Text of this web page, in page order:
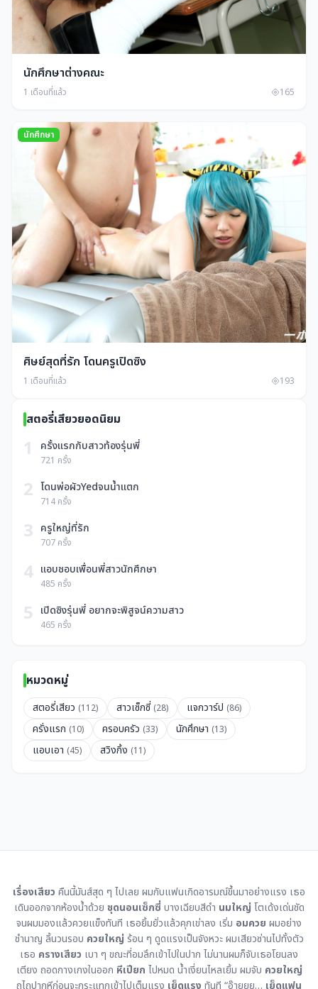
นักศึกษาต่างคณะ
1 เดือนที่แล้ว 165
นักศึกษา
ศิษย์สุดที่รัก โดนครูเปิดซิง
1 เดือนที่แล้ว 193
สตอรี่เสียวยอดนิยม
1 ครั้งแรกกับสาวท้องรุ่นพี่
721 ครั้ง
2 โดนพ่อผัวYedจนน้ำแตก
714 ครั้ง
3 ครูใหญ่ที่รัก
707 ครั้ง
4 แอบชอบเพื่อนพี่สาวนักศึกษา
485 ครั้ง
5 เปิดซิงรุ่นพี่ อยากจะพิสูจน์ความสาว
465 ครั้ง
หมวดหมู่
สตอรี่เสียว (112) สาวเซ็กซี่ (28) แจกวาร์ป (86)
ครั่งแรก (10) ครอบครัว (33) นักศึกษา (13)
แอบเอา (45) สวิงกิ้ง (11)
เรื่องเสียว คืนนี้มันส์สุด ๆ ไปเลย ผมกับแฟนเกิดอารมณ์ขึ้นมาอย่างแรง เธอ
เดินออกจากห้องน้ำด้วย ชุดนอนเซ็กซี่ บางเฉียบสีดำ นมใหญ่ โตเด้งเด่นชัด
จนผมมองแล้วควยแข็งทันที เธอยิ้มยั่วแล้วคุกเข่าลง เริ่ม อมควย ผมอย่าง
ชำนาญ ลิ้นวนรอบ ควยใหญ่ ร้อน ๆ ดูดแรงเป็นจังหวะ ผมเสียวซ่านไปทั้งตัว
เธอ ครางเสียว เบา ๆ ขณะที่อมลึกเข้าไปในปาก ไม่นานผมก็จับเธอโยนลง
เตียง ถอดกางเกงในออก หีเปียก ไปหมด น้ำเงี่ยนไหลเยิ้ม ผมจับ ควยใหญ่
ถูไถปากหีก่อนจะกระแทกเข้าไปเต็มแรง เย็ดแรง ทันที “อ๊ายยย… เย็ดแฟน